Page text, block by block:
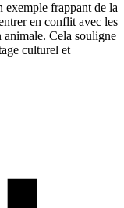
exemple frappant de la
en conflit avec les
animale. Cela souligne
culturel et